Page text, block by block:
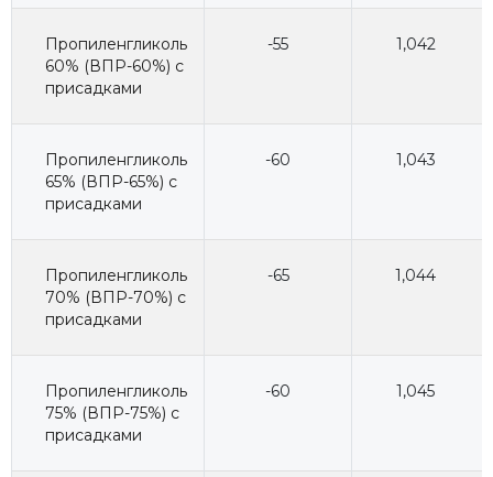
Пропиленгликоль
60% (ВПР-60%) с
присадками
-55 1,042
Пропиленгликоль
65% (ВПР-65%) с
присадками
-60 1,043
Пропиленгликоль
70% (ВПР-70%) с
присадками
-65 1,044
Пропиленгликоль
75% (ВПР-75%) с
присадками
-60 1,045